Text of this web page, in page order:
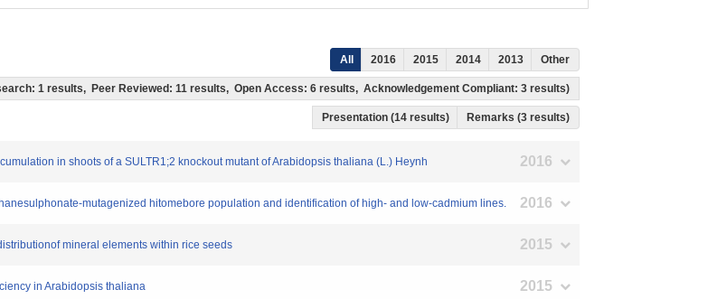
All 2016 2015 2014 2013 Other
1 results, Peer Reviewed: 11 results, Open Access: 6 results, Acknowledgement Compliant: 3 results)
Presentation (14 results) Remarks (3 results)
in shoots of a SULTR1;2 knockout mutant of Arabidopsis thaliana (L.) Heynh 2016
mutagenized hitomebore population and identification of high- and low-cadmium lines. 2016
mineral elements within rice seeds 2015
in Arabidopsis thaliana 2015